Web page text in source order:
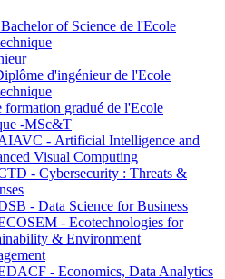
of Science de l'Ecole
d'ingénieur de l'Ecole
formation gradué de l'Ecole
-MSc&T
- Artificial Intelligence and
Visual Computing
- Cybersecurity : Threats &
- Data Science for Business
- Ecotechnologies for
& Environment
- Economics, Data Analytics